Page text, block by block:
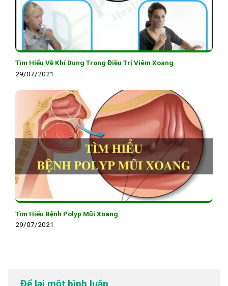
Tìm Hiểu Về Khí Dung Trong Điều Trị Viêm Xoang
29/07/2021
Tìm Hiểu Bệnh Polyp Mũi Xoang
29/07/2021
Để lại một bình luận